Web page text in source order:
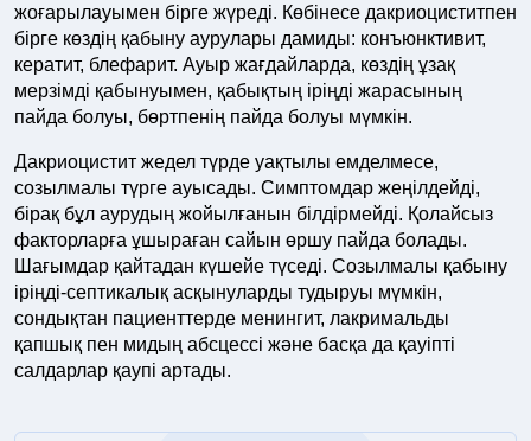
жоғарылауымен бірге жүреді. Көбінесе дакриоциститпен
бірге көздің қабыну аурулары дамиды: конъюнктивит,
кератит, блефарит. Ауыр жағдайларда, көздің ұзақ
мерзімді қабынуымен, қабықтың іріңді жарасының
пайда болуы, бөртпенің пайда болуы мүмкін.
Дакриоцистит жедел түрде уақтылы емделмесе,
созылмалы түрге ауысады. Симптомдар жеңілдейді,
бірақ бұл аурудың жойылғанын білдірмейді. Қолайсыз
факторларға ұшыраған сайын өршу пайда болады.
Шағымдар қайтадан күшейе түседі. Созылмалы қабыну
іріңді-септикалық асқынуларды тудыруы мүмкін,
сондықтан пациенттерде менингит, лакримальды
қапшық пен мидың абсцессі және басқа да қауіпті
салдарлар қаупі артады.